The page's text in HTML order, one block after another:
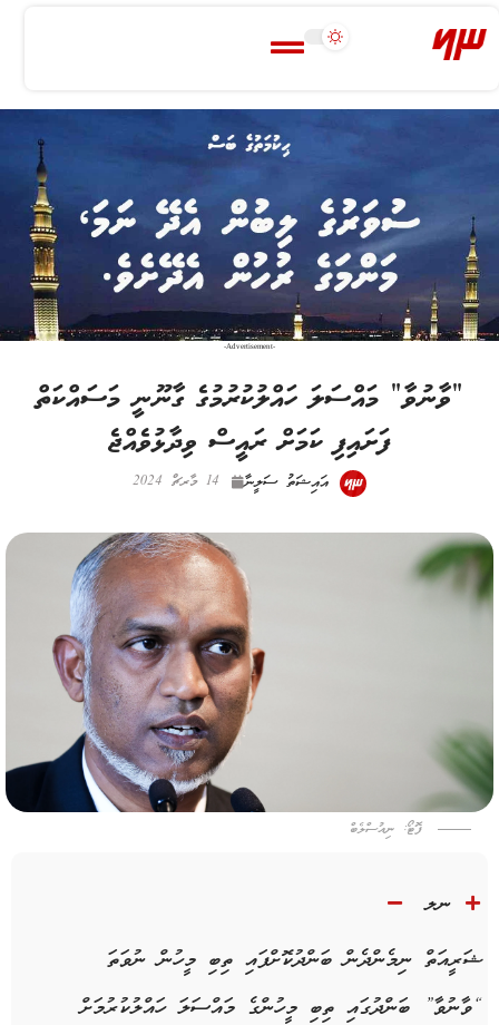
-Advertisement-
“ވާނުވާ” މައްސަލަ ހައްލުކުރުމުގެ ގާނޫނީ މަސައްކަތް
ފަށައިފި ކަމަށް ރައީސް ވިދާޅުވެއްޖެ
އައިޝަތު ސަލީނާ 14 މާރޗް 2024
ފޮޓޯ: ނިއުސްލެބް
ނލ
ޝަރީއަތް ނިމެންދެން ބަންދުކޮށްފައި ތިބި މީހުން ނުވަތަ
“ވާނުވާ” ބަންދުގައި ތިބި މީހުންގެ މައްސަލަ ހައްލުކުރުމަށް